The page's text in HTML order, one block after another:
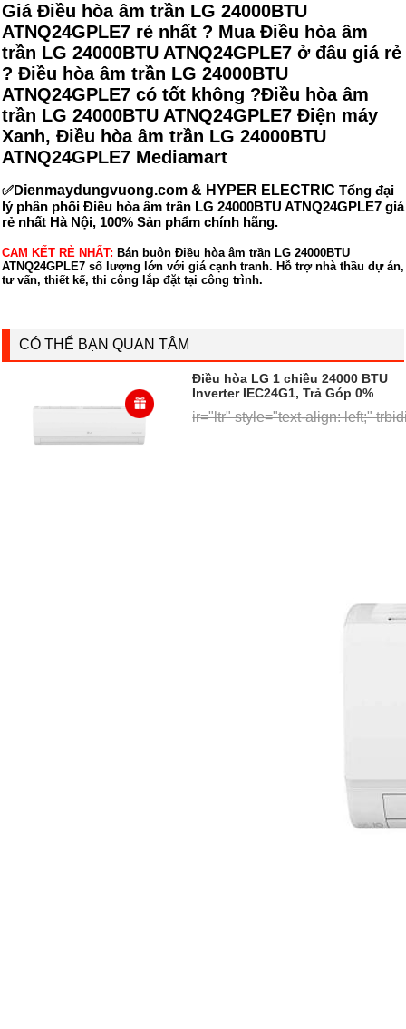
Giá Điều hòa âm trần LG 24000BTU
ATNQ24GPLE7 rẻ nhất ? Mua Điều hòa âm
trần LG 24000BTU ATNQ24GPLE7 ở đâu giá rẻ
? Điều hòa âm trần LG 24000BTU
ATNQ24GPLE7 có tốt không ?Điều hòa âm
trần LG 24000BTU ATNQ24GPLE7 Điện máy
Xanh, Điều hòa âm trần LG 24000BTU
ATNQ24GPLE7 Mediamart
✅Dienmaydungvuong.com & HYPER ELECTRIC Tổng đại
lý phân phối Điều hòa âm trần LG 24000BTU ATNQ24GPLE7 giá
rẻ nhất Hà Nội, 100% Sản phẩm chính hãng.
CAM KẾT RẺ NHẤT: Bán buôn Điều hòa âm trần LG 24000BTU
ATNQ24GPLE7 số lượng lớn với giá cạnh tranh. Hỗ trợ nhà thầu dự án,
tư vấn, thiết kế, thi công lắp đặt tại công trình.
CÓ THỂ BẠN QUAN TÂM
Điều hòa LG 1 chiều 24000 BTU
Inverter IEC24G1, Trả Góp 0%
ir="ltr" style="text-align: left;"